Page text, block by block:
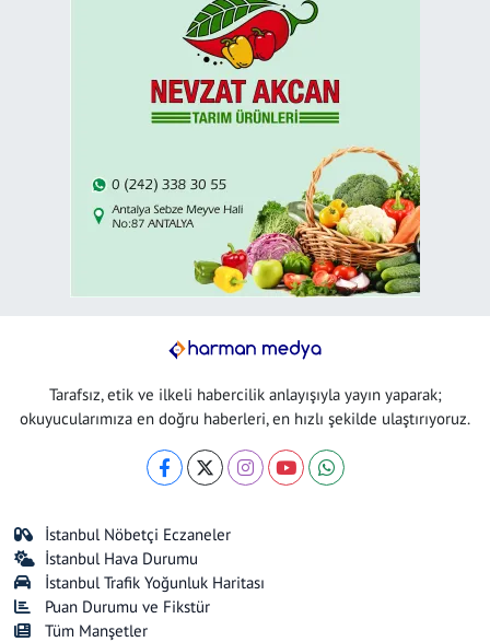
Tarafsız, etik ve ilkeli habercilik anlayışıyla yayın yaparak;
okuyucularımıza en doğru haberleri, en hızlı şekilde ulaştırıyoruz.
İstanbul Nöbetçi Eczaneler
İstanbul Hava Durumu
İstanbul Trafik Yoğunluk Haritası
Puan Durumu ve Fikstür
Tüm Manşetler